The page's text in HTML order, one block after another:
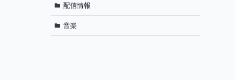
配信情報
音楽